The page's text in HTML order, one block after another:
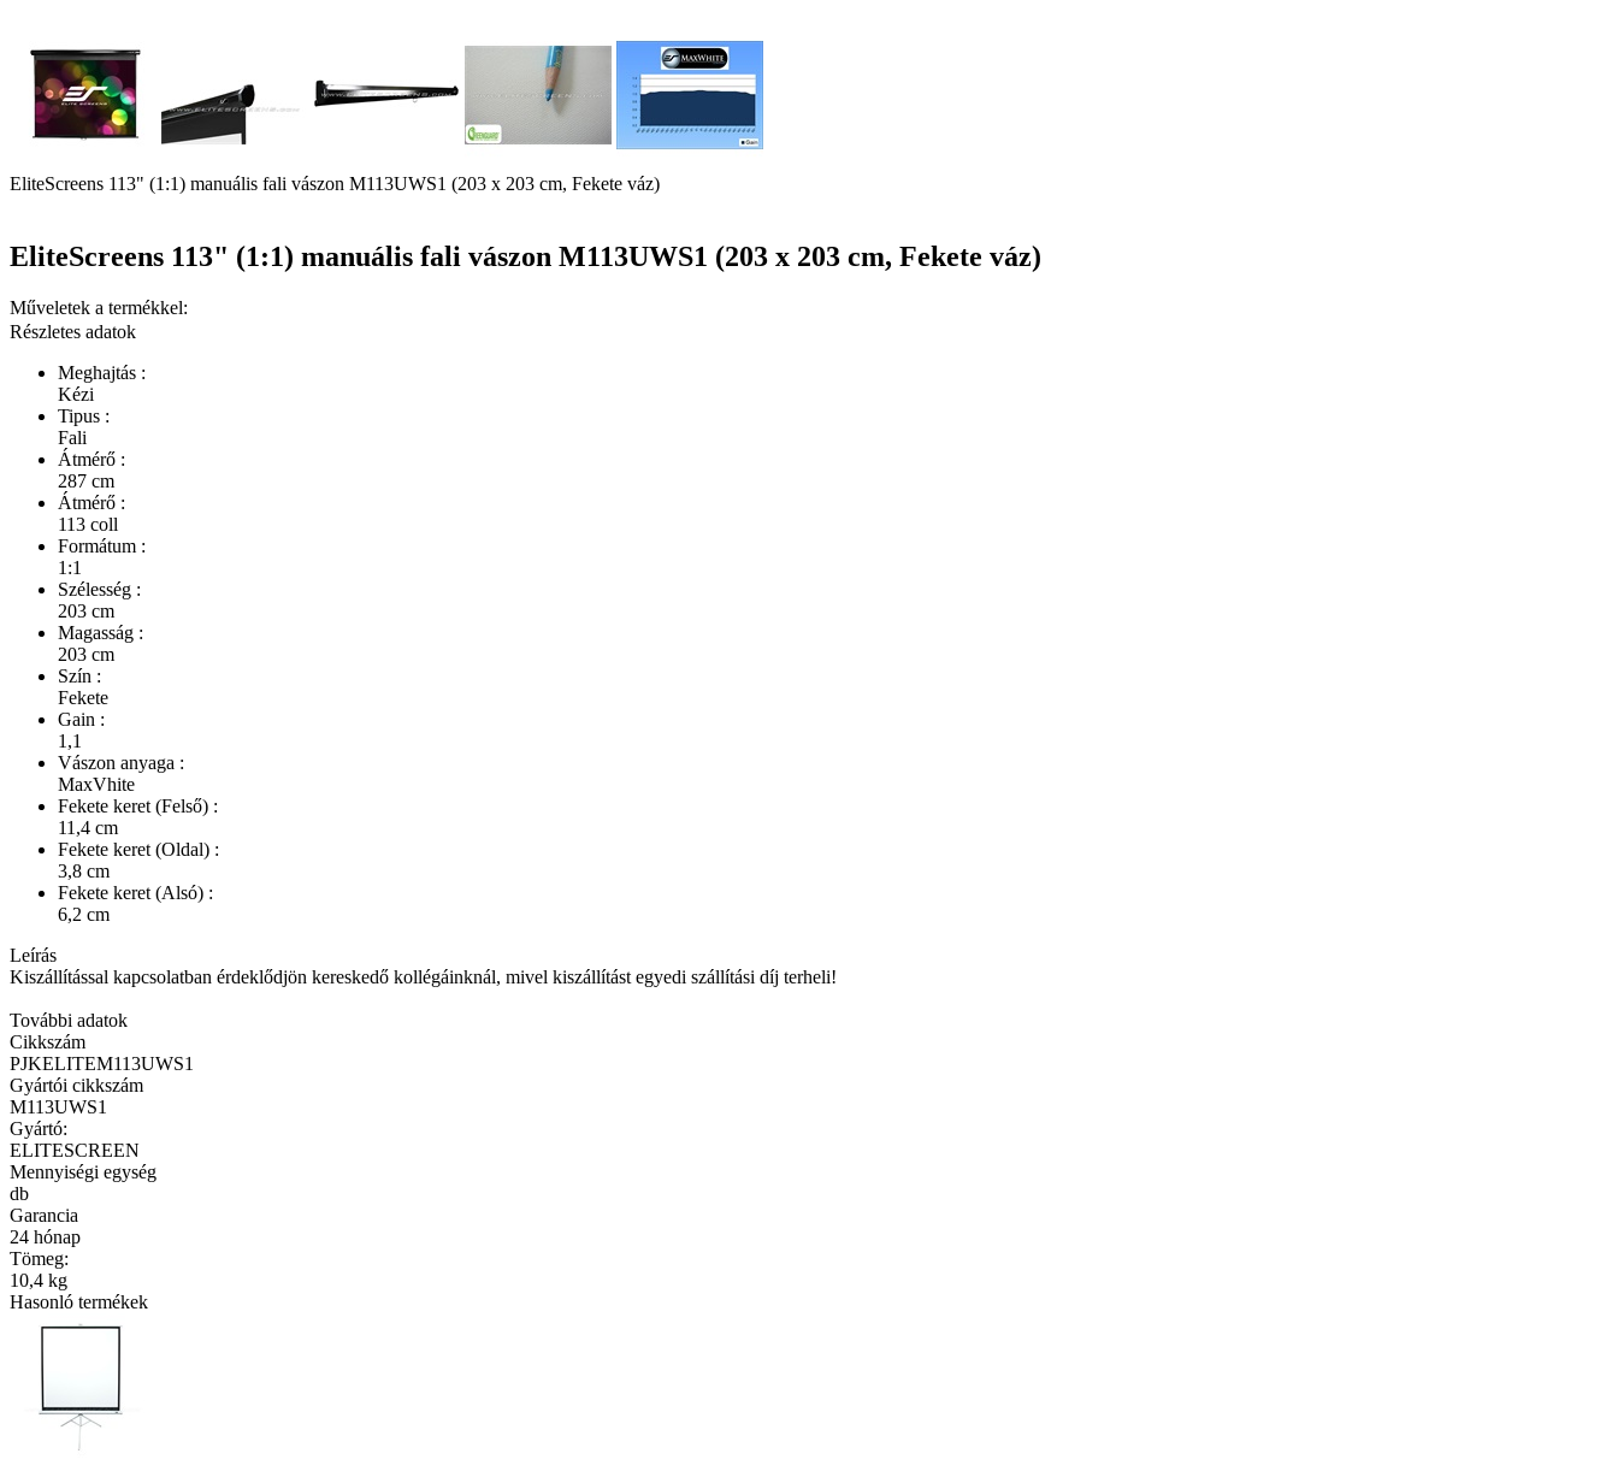
EliteScreens 113" (1:1) manuális fali vászon M113UWS1 (203 x 203 cm, Fekete váz)
EliteScreens 113" (1:1) manuális fali vászon M113UWS1 (203 x 203 cm, Fekete váz)
Műveletek a termékkel:
Részletes adatok
Meghajtás :
Kézi
Tipus :
Fali
Átmérő :
287 cm
Átmérő :
113 coll
Formátum :
1:1
Szélesség :
203 cm
Magasság :
203 cm
Szín :
Fekete
Gain :
1,1
Vászon anyaga :
MaxVhite
Fekete keret (Felső) :
11,4 cm
Fekete keret (Oldal) :
3,8 cm
Fekete keret (Alsó) :
6,2 cm
Leírás
Kiszállítással kapcsolatban érdeklődjön kereskedő kollégáinknál, mivel kiszállítást egyedi szállítási díj terheli!
További adatok
Cikkszám
PJKELITEM113UWS1
Gyártói cikkszám
M113UWS1
Gyártó:
ELITESCREEN
Mennyiségi egység
db
Garancia
24 hónap
Tömeg:
10,4 kg
Hasonló termékek